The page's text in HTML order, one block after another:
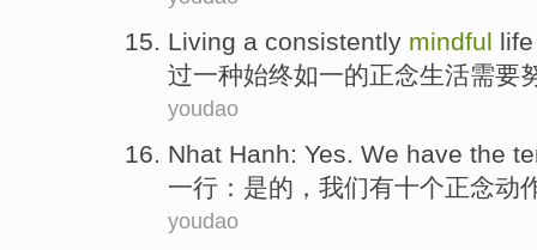
Living a consistently mindful life
过一种始终如一的正念生活需要
youdao
Nhat Hanh: Yes. We have the
一行 ： 是的 ， 我们有十个正念动
youdao